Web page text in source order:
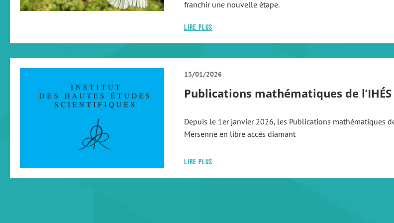
franchir une nouvelle étape.
Lire plus
13/01/2026
Publications mathématiques de l’IHÉS
Depuis le 1er janvier 2026, les Publications mathématiques
Mersenne en libre accès diamant
Lire plus